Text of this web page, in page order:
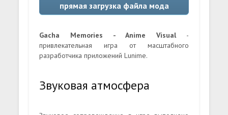
прямая загрузка файла мода
Gacha Memories - Anime Visual-
привлекательная игра от масштабного
разработчика приложений Lunime.
Звуковая атмосфера